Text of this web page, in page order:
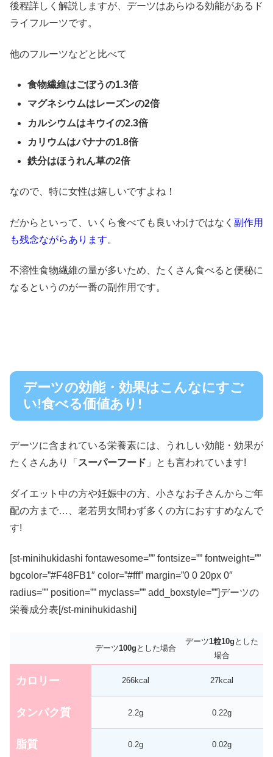
後程詳しく解説しますが、デーツはあらゆる効能があるド
ライフルーツです。
他のフルーツなどと比べて
食物繊維はごぼうの1.3倍
マグネシウムはレーズンの2倍
カルシウムはキウイの2.3倍
カリウムはバナナの1.8倍
鉄分はほうれん草の2倍
なので、特に女性は嬉しいですよね！
だからといって、いくら食べても良いわけではなく 副作用
も残念ながらあります。
不溶性食物繊維の量が多いため、たくさん食べると便秘に
なるというのが一番の副作用です。
デーツの効能・効果はこんなにすご
い!食べる価値あり!
デーツに含まれている栄養素には、うれしい効能・効果が
たくさんあり「 スーパーフード 」とも言われています!
ダイエット中の方や妊娠中の方、小さなお子さんからご年
配の方まで…、老若男女問わず多くの方におすすめなんで
す!
[st-minihukidashi fontawesome=”” fontsize=”” fontweight=””
bgcolor=”#F48FB1″ color=”#fff” margin=”0 0 20px 0″
radius=”” position=”” myclass=”” add_boxstyle=””]デーツの
栄養成分表[/st-minihukidashi]
デーツ100g とした場合
デーツ1粒10g とした
場合
カロリー 266kcal 27kcal
タンパク質 2.2g 0.22g
脂質 0.2g 0.02g